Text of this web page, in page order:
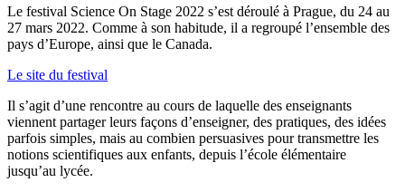
Le festival Science On Stage 2022 s’est déroulé à Prague, du 24 au
27 mars 2022. Comme à son habitude, il a regroupé l’ensemble des
pays d’Europe, ainsi que le Canada.
Le site du festival
Il s’agit d’une rencontre au cours de laquelle des enseignants
viennent partager leurs façons d’enseigner, des pratiques, des idées
parfois simples, mais au combien persuasives pour transmettre les
notions scientifiques aux enfants, depuis l’école élémentaire
jusqu’au lycée.